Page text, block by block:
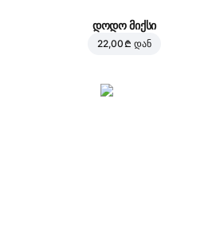
დოდო მიქსი
22,00 ₾ დან